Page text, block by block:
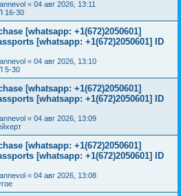
« 04 авг 2026, 13:11
16-30
[whatsapp: +1(672)2050601]
[whatsapp: +1(672)2050601] ID
« 04 авг 2026, 13:10
5-30
[whatsapp: +1(672)2050601]
[whatsapp: +1(672)2050601] ID
« 04 авг 2026, 13:09
[whatsapp: +1(672)2050601]
[whatsapp: +1(672)2050601] ID
« 04 авг 2026, 13:08